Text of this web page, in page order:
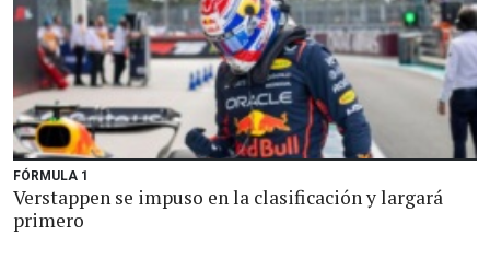
FÓRMULA 1
Verstappen se impuso en la clasificación y largará
primero